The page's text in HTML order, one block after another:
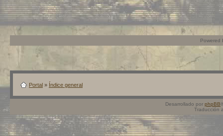
Powered
Portal » Índice general
Desarrollado por phpBB
Traducción